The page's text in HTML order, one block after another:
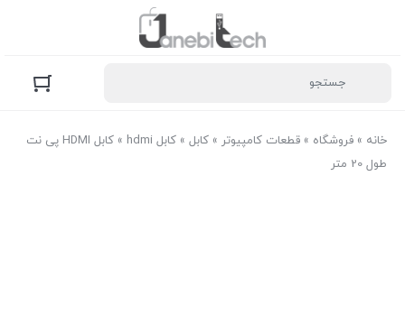
خانه » فروشگاه » قطعات کامپیوتر » کابل » کابل hdmi »
کابل HDMI پی نت
طول 20 متر